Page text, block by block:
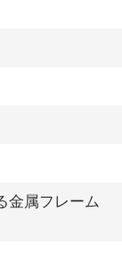
金属フレーム